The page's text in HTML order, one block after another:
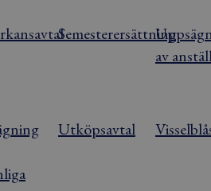
Semesterersättning
av
Utköpsavtal